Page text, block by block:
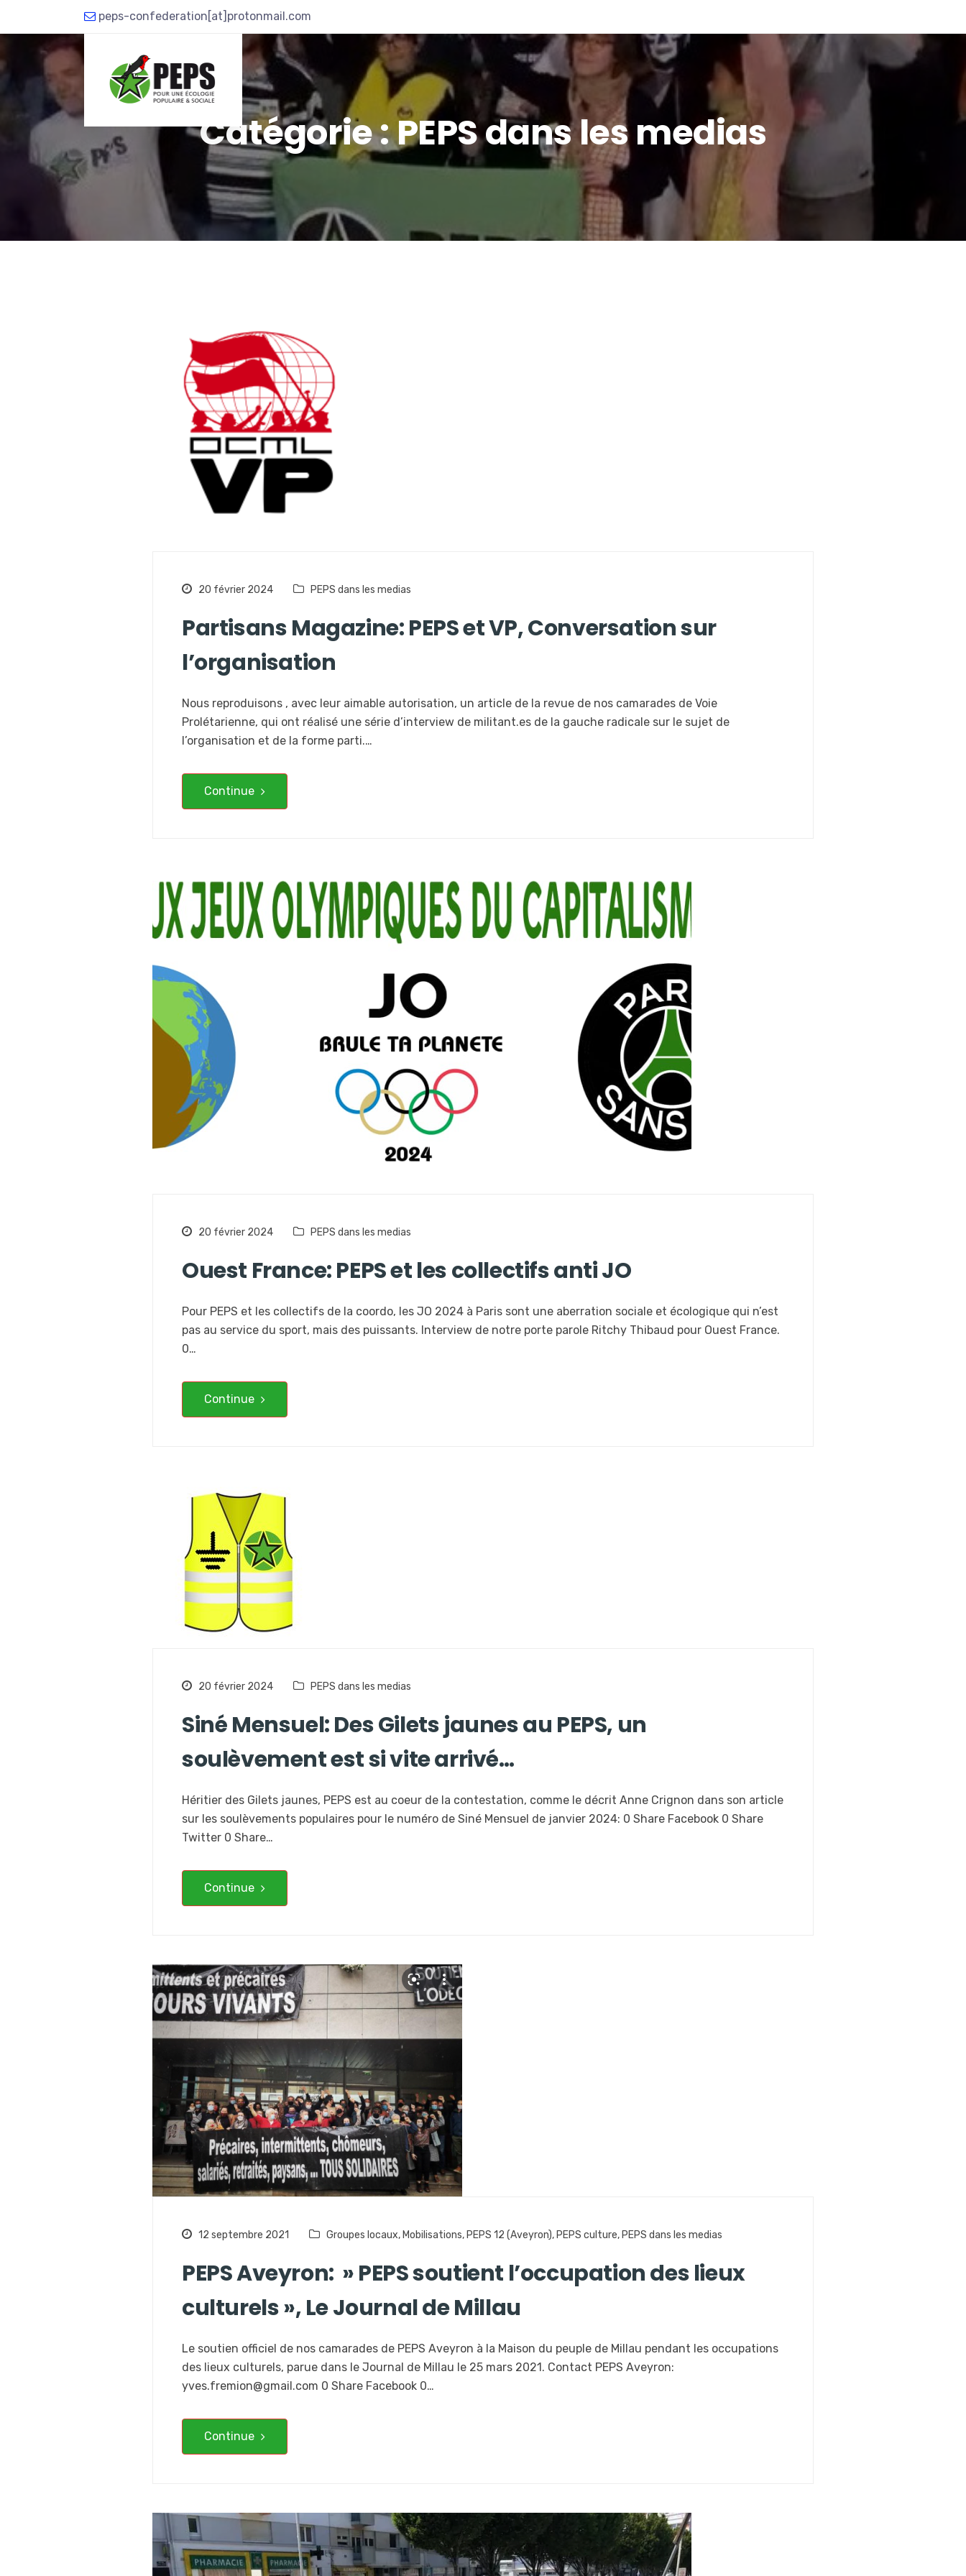
peps-confederation[at]protonmail.com
QUI SOMMES NOUS ? ADHÉRER /DONS ACTUALITÉS LE RÉSEAU IDÉES AGIR
Catégorie :PEPS dans les medias
20 février 2024 PEPS dans les medias
Partisans Magazine: PEPS et VP, Conversation sur
l’organisation
Nous reproduisons , avec leur aimable autorisation, un article de la revue de nos camarades de Voie
Prolétarienne, qui ont réalisé une série d’interview de militant.es de la gauche radicale sur le sujet de
l’organisation et de la forme parti.…
Continue
20 février 2024 PEPS dans les medias
Ouest France: PEPS et les collectifs anti JO
Pour PEPS et les collectifs de la coordo, les JO 2024 à Paris sont une aberration sociale et écologique qui n’est
pas au service du sport, mais des puissants. Interview de notre porte parole Ritchy Thibaud pour Ouest France.
0…
Continue
20 février 2024 PEPS dans les medias
Siné Mensuel: Des Gilets jaunes au PEPS, un
soulèvement est si vite arrivé…
Héritier des Gilets jaunes, PEPS est au coeur de la contestation, comme le décrit Anne Crignon dans son article
sur les soulèvements populaires pour le numéro de Siné Mensuel de janvier 2024: 0 Share Facebook 0 Share
Twitter 0 Share…
Continue
12 septembre 2021 Groupes locaux, Mobilisations, PEPS 12 (Aveyron), PEPS culture, PEPS dans les medias
PEPS Aveyron: » PEPS soutient l’occupation des lieux
culturels », Le Journal de Millau
Le soutien officiel de nos camarades de PEPS Aveyron à la Maison du peuple de Millau pendant les occupations
des lieux culturels, parue dans le Journal de Millau le 25 mars 2021. Contact PEPS Aveyron:
yves.fremion@gmail.com 0 Share Facebook 0…
Continue